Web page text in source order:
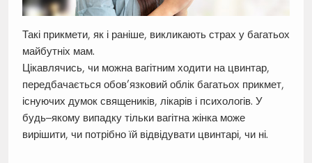
Такі прикмети, як і раніше, викликають страх у багатьох
майбутніх мам.
Цікавлячись, чи можна вагітним ходити на цвинтар,
передбачається обов’язковий облік багатьох прикмет,
існуючих думок священиків, лікарів і психологів. У
будь–якому випадку тільки вагітна жінка може
вирішити, чи потрібно їй відвідувати цвинтарі, чи ні.